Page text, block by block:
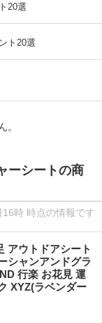
20選
ト20選
。
ーシートの商
時 時点の情報です
アウトドアシート
シャンアンドグラ
行楽 お花見 運
XYZ(ラベンダー